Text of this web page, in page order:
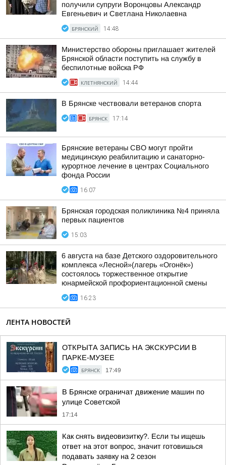
получили супруги Воронцовы Александр
Евгеньевич и Светлана Николаевна
БРЯНСКИЙ 14:48
Министерство обороны приглашает жителей
Брянской области поступить на службу в
беспилотные войска РФ
КЛЕТНЯНСКИЙ 14:44
В Брянске чествовали ветеранов спорта
БРЯНСК 17:14
Брянские ветераны СВО могут пройти
медицинскую реабилитацию и санаторно-
курортное лечение в центрах Социального
фонда России
16:07
Брянская городская поликлиника №4 приняла
первых пациентов
15:03
6 августа на базе Детского оздоровительного
комплекса «Лесной»(лагерь «Огонёк»)
состоялось торжественное открытие
юнармейской профориентационной смены
16:23
ЛЕНТА НОВОСТЕЙ
ОТКРЫТА ЗАПИСЬ НА ЭКСКУРСИИ В
ПАРКЕ-МУЗЕЕ
БРЯНСК 17:49
В Брянске ограничат движение машин по
улице Советской
17:14
Как снять видеовизитку?. Если ты ищешь
ответ на этот вопрос, значит готовишься
подавать заявку на 2 сезон